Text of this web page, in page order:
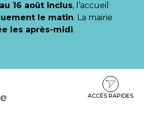
16 août inclus, l’accueil
le matin. La mairie
les après-midi.
ACCÈS RAPIDES